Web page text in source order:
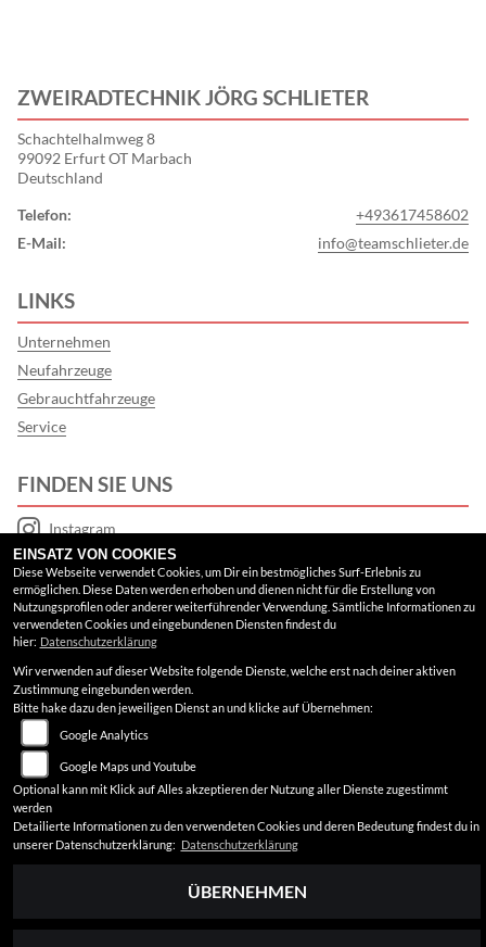
ZWEIRADTECHNIK JÖRG SCHLIETER
Schachtelhalmweg 8
99092 Erfurt OT Marbach
Deutschland
Telefon:
+493617458602
E-Mail:
info@teamschlieter.de
LINKS
Unternehmen
Neufahrzeuge
Gebrauchtfahrzeuge
Service
FINDEN SIE UNS
Instagram
Google Maps
RECHTLICHES
AGB
Impressum
Datenschutz
Disclaimer
Barrierefreiheit
EINSATZ VON COOKIES
Diese Webseite verwendet Cookies, um Dir ein bestmögliches Surf-Erlebnis zu
ermöglichen. Diese Daten werden erhoben und dienen nicht für die Erstellung von
Nutzungsprofilen oder anderer weiterführender Verwendung. Sämtliche Informationen zu
verwendeten Cookies und eingebundenen Diensten findest du
hier: Datenschutzerklärung
Wir verwenden auf dieser Website folgende Dienste, welche erst nach deiner aktiven
Zustimmung eingebunden werden.
Bitte hake dazu den jeweiligen Dienst an und klicke auf Übernehmen:
Google Analytics
Google Maps und Youtube
Optional kann mit Klick auf Alles akzeptieren der Nutzung aller Dienste zugestimmt
werden
Detailierte Informationen zu den verwendeten Cookies und deren Bedeutung findest du in
unserer Datenschutzerklärung: Datenschutzerklärung
ÜBERNEHMEN